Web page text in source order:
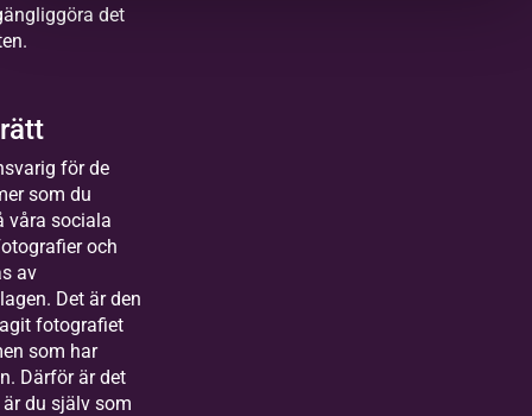
det
för de
som du
våra sociala
och
av
Det är den
fotografiet
som har
Därför är det
du själv som